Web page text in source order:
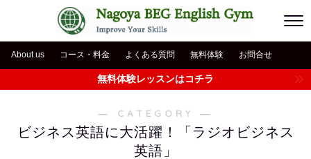
About us コース・料金 よくある質問 無料体験 お問合せ
無料体験レッスンはコチラ
― CATEGORY ―
ビジネス英語に大活躍！「ラジオビジネス
英語」